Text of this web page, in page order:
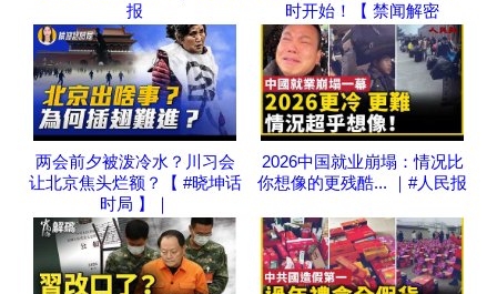
报
时开始！【 禁闻解密
两会前夕被泼冷水？川习会
让北京焦头烂额？【 #晓坤话
时局 】｜
2026中国就业崩塌：情况比
你想像的更残酷... ｜#人民报